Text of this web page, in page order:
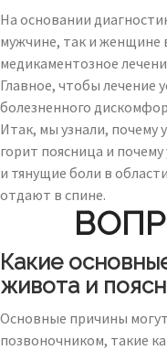
На основании
мужчине, так и женщине
медикаментозное
Главное, чтобы лечение
болезненного
Итак, мы узнали, почему
горит поясница и
и тянущие боли в
отдают в спине.
Какие
живота и
Основные причины
позвоночником, такие